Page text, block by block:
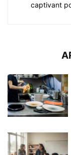
captivant